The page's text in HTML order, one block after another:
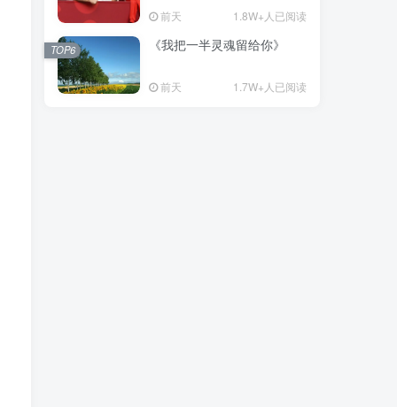
前天 1.8W+人已阅读
《我把一半灵魂留给你》
前天 1.7W+人已阅读
TOP6